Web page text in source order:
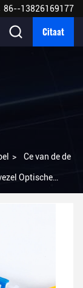
86--13826169177
Citaat
> Ce van de de
Optische